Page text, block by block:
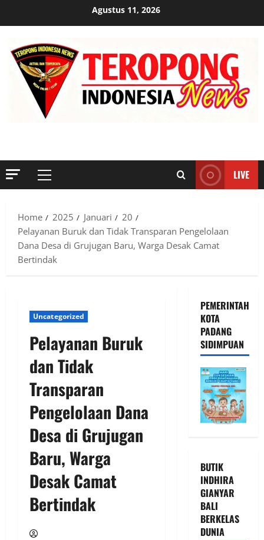
Agustus 11, 2026
Primary
LIVE
Home 2025 Januari
20
Pelayanan Buruk dan Tidak Transparan Pengelolaan
Dana Desa di Grujugan Baru, Warga Desak Camat
Bertindak
Uncategorized
Pelayanan Buruk
dan Tidak
Transparan
Pengelolaan Dana
Desa di Grujugan
Baru, Warga
Desak Camat
Bertindak
PEMERINTAH
KOTA
PADANG
SIDIMPUAN
BUTIK
INDHIRA
GIANYAR
BALI
BERKELAS
DUNIA